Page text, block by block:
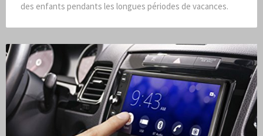
des enfants pendants les longues périodes de vacances.